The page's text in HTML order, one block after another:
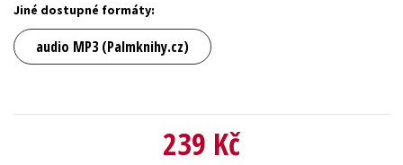
Jiné dostupné formáty:
audio MP3 (Palmknihy.cz)
239 Kč